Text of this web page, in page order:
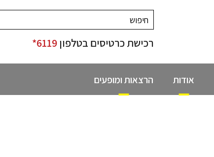
רכישת כרטיסים בטלפון6119*
אודות הרצאות ומופעים